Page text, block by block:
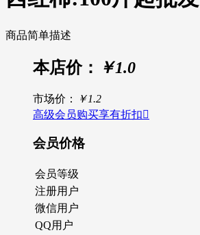
商品简单描述
本店价： ￥1.0
市场价：
￥1.2
高级会员购买享有折扣
会员价格
会员等级
注册用户
微信用户
QQ用户